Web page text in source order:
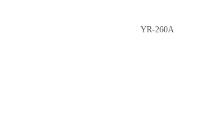
YR-260A